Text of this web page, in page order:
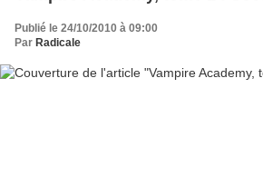
Publié le 24/10/2010 à 09:00
Par Radicale